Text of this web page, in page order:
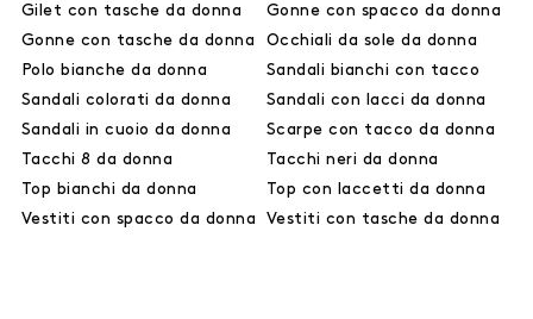
Gilet con tasche da donna
Gonne con spacco da donna
Gonne con tasche da donna
Occhiali da sole da donna
Polo bianche da donna
Sandali bianchi con tacco
Sandali colorati da donna
Sandali con lacci da donna
Sandali in cuoio da donna
Scarpe con tacco da donna
Tacchi 8 da donna
Tacchi neri da donna
Top bianchi da donna
Top con laccetti da donna
Vestiti con spacco da donna
Vestiti con tasche da donna